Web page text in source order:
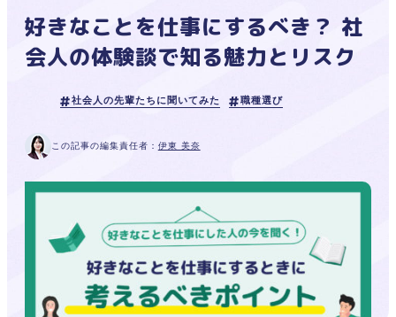
好きなことを仕事にするべき？ 社
会人の体験談で知る魅力とリスク
社会人の先輩たちに聞いてみた 職種選び
この記事の編集責任者： 伊東 美奈